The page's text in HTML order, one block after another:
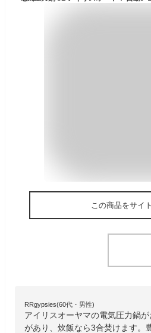
この商品をサイ
RRgypsies(60代・男性)
アイリスオーヤマの電気圧力鍋
があり、炊飯なら3合焚けます。